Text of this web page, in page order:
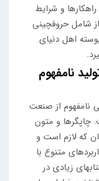
و شرایط
شامل حروفچینی
اهل دنیای
نامفهوم
نامفهوم از صنعت
چاپگرها و متون
که لازم است و
متنوع با
زیادی در